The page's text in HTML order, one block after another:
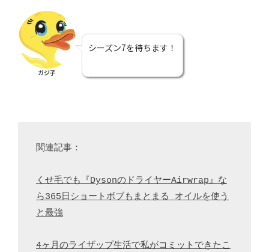
ガジ子
シーズン7を待ちます！
関連記事：
くせ毛でも『DysonのドライヤーAirwrap』な
ら365日ショートボブもまとまる オイルを使う
と最強
4ヶ月のライザップ生活で私がコミットできたこ